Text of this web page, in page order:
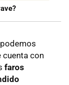
cuenta con
faros